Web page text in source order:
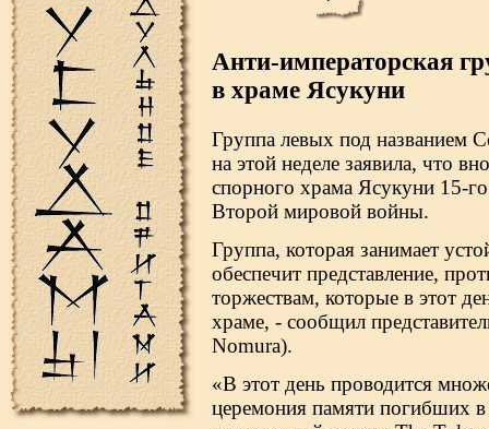
Анти-императорская
в храме Ясукуни
Группа левых под названием
на этой неделе заявила, что
спорного храма Ясукуни 15-
Второй мировой войны.
Группа, которая занимает
обеспечит представление,
торжествам, которые в этот
храме, - сообщил
Nomura).
«В этот день проводится
церемония памяти погибших